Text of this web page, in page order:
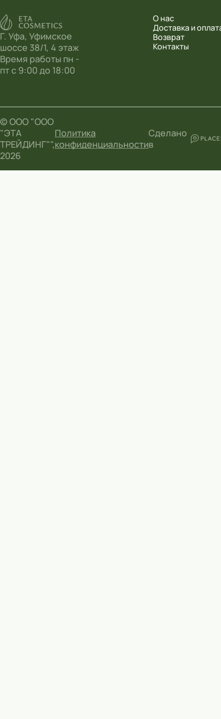
Г. Уфа, Уфимское
шоссе 38/1, 4 этаж
Время работы пн -
пт с 9:00 до 18:00
О нас
Доставка и
Возврат
Контакты
© ООО "ООО
"ЭТА
ТРЕЙДИНГ"",
2026
Политика
конфиденциальности
Сделано
в